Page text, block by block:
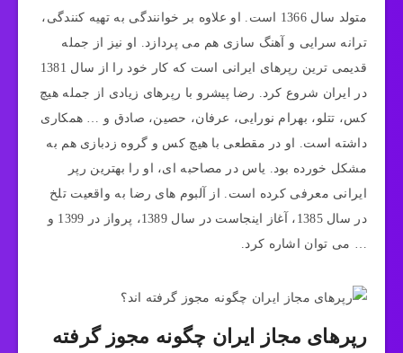
متولد سال 1366 است. او علاوه بر خوانندگی به تهیه کنندگی،
ترانه سرایی و آهنگ سازی هم می پردازد. او نیز از جمله
قدیمی ترین رپرهای ایرانی است که کار خود را از سال 1381
در ایران شروع کرد. رضا پیشرو با رپرهای زیادی از جمله هیچ
کس، تتلو، بهرام نورایی، عرفان، حصین، صادق و … همکاری
داشته است. او در مقطعی با هیچ کس و گروه زدبازی هم به
مشکل خورده بود. یاس در مصاحبه ای، او را بهترین رپر
ایرانی معرفی کرده است. از آلبوم های رضا به واقعیت تلخ
در سال 1385، آغاز اینجاست در سال 1389، پرواز در 1399 و
… می توان اشاره کرد.
رپرهای مجاز ایران چگونه مجوز گرفته